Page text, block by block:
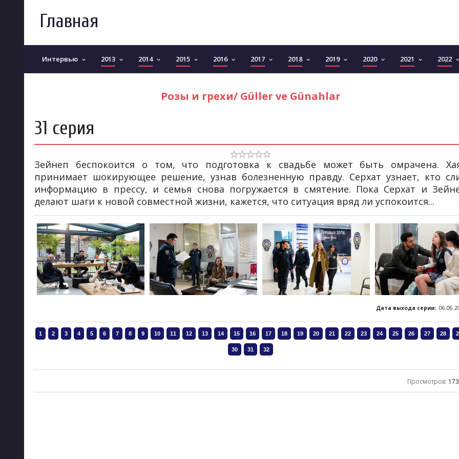
Главная
Интервью keyboard_arrow_down 2013 keyboard_arrow_down 2014 keyboard_arrow_down 2015 keyboard_arrow_down 2016 keyboard_arrow_down 2017 keyboard_arrow_down 2018 keyboard_arrow_down 2019 keyboard_arrow_down 2020 keyboard_arrow_down 2021 keyboard_arrow_down 2022 keyboard_arrow_down
Розы и грехи/ Güller ve Günahlar
31 серия
Зейнеп беспокоится о том, что подготовка к свадьбе может быть омрачена.
принимает шокирующее решение, узнав болезненную правду. Серхат узнает, кто
информацию в прессу, и семья снова погружается в смятение. Пока Серхат и
делают шаги к новой совместной жизни, кажется, что ситуация вряд ли успокоится...
Дата выхода серии:
Просмотров: 173